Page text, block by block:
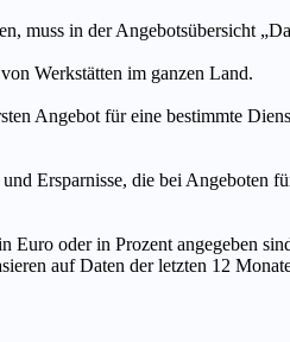
muss in der Angebotsübersicht
Werkstätten im ganzen Land.
Angebot für eine bestimmte
Ersparnisse, die bei Angeboten
Euro oder in Prozent angegeben
auf Daten der letzten 12